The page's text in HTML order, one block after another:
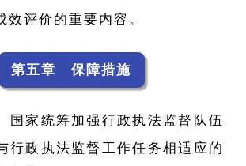
效评价的重要内容。
第五章 保障措施
国家统筹加强行政执法监督队伍
行政执法监督工作任务相适应的